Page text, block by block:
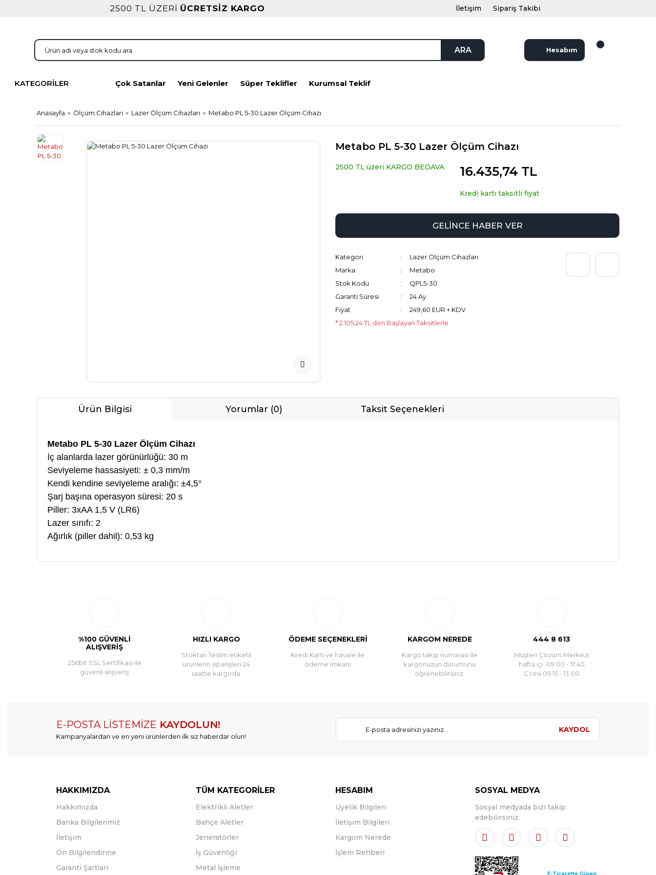
2500 TL ÜZERİ ÜCRETSİZ KARGO İletişim Sipariş Takibi
ARA Hesabım
KATEGORİLER Çok Satanlar Yeni Gelenler Süper Teklifler Kurumsal Teklif
Anasayfa Ölçüm Cihazları Lazer Ölçüm Cihazları Metabo PL 5-30 Lazer Ölçüm Cihazı
Metabo PL 5-30 Lazer Ölçüm Cihazı
2500 TL üzeri KARGO BEDAVA 16.435,74 TL
Kredi kartı taksitli fiyat
GELİNCE HABER VER
Kategori
Lazer Ölçüm Cihazları
Marka
Metabo
Stok Kodu
QPL5-30
Garanti Süresi
24 Ay
Fiyat
249,60 EUR + KDV
* 2.105,24 TL den Başlayan Taksitlerle
Ürün Bilgisi Yorumlar (0) Taksit Seçenekleri
Metabo PL 5-30 Lazer Ölçüm Cihazı
İç alanlarda lazer görünürlüğü: 30 m
Seviyeleme hassasiyeti: ± 0,3 mm/m
Kendi kendine seviyeleme aralığı: ±4,5°
Şarj başına operasyon süresi: 20 s
Piller: 3xAA 1,5 V (LR6)
Lazer sınıfı: 2
Ağırlık (piller dahil): 0,53 kg
%100 GÜVENLİ
ALIŞVERİŞ
256bit SSL Sertifikası ile
güvenli alışveriş
HIZLI KARGO
Stoktan Teslim etiketli
ürünlerin siparişleri 24
saatte kargoda.
ÖDEME SEÇENEKLERİ
Kredi Kartı ve havale ile
ödeme imkanı
KARGOM NEREDE
Kargo takip numarası ile
kargonuzun durumunu
öğrenebilirsiniz.
444 8 613
Müşteri Çözüm Merkezi
hafta içi: 09:00 - 17:45
C.tesi 09:15 - 13:00
E-POSTA LİSTEMİZE KAYDOLUN!
Kampanyalardan ve en yeni ürünlerden ilk siz haberdar olun!
KAYDOL
HAKKIMIZDA
Hakkımızda
Banka Bilgilerimiz
İletişim
Ön Bilgilendirme
Garanti Şartları
TÜM KATEGORİLER
Elektrikli Aletler
Bahçe Aletler
Jeneratörler
İş Güvenliği
Metal İşleme
HESABIM
Üyelik Bilgileri
İletişim Bilgileri
Kargom Nerede
İşlem Rehberi
SOSYAL MEDYA
Sosyal medyada bizi takip
edebilirsiniz.
E-Ticarette Güven